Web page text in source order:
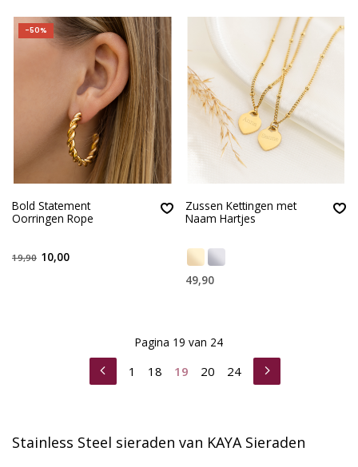
-50%
Bold Statement
Oorringen Rope
19,90 10,00
Zussen Kettingen met
Naam Hartjes
49,90
1 18 19 20 24
Pagina 19 van 24
Stainless Steel sieraden van KAYA Sieraden